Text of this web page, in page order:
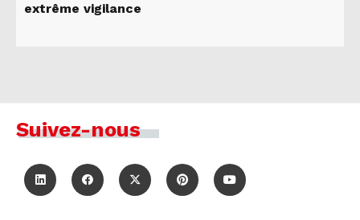
extrême vigilance
Suivez-nous